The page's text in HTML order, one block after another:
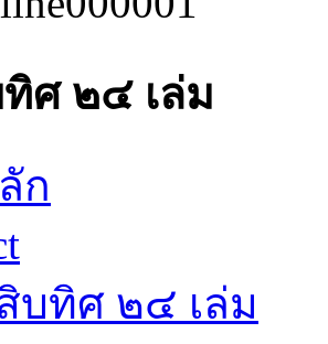
ศ ๒๔ เล่ม
ก
บทิศ ๒๔ เล่ม